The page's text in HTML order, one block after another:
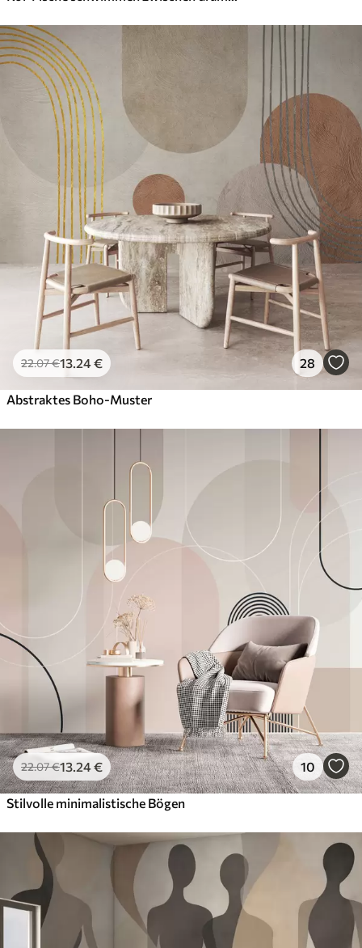
22.07€13 .24€ 28
Abstraktes Boho-Muster
22.07€13 .24€ 10
Stilvolle minimalistische Bögen